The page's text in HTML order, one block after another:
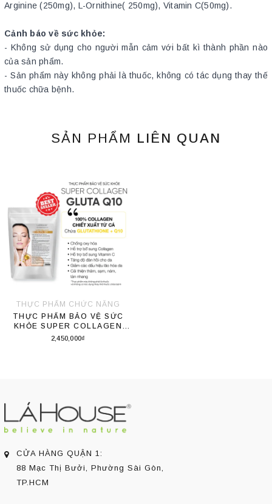
Arginine (250mg), L-Ornithine( 250mg), Vitamin C(50mg).
Cảnh báo về sức khỏe:
- Không sử dụng cho người mẫn cảm với bất kì thành phần nào
của sản phẩm.
- Sản phẩm này không phải là thuốc, không có tác dụng thay thế
thuốc chữa bệnh.
SẢN PHẨM LIÊN QUAN
THỰC PHẨM CHỨC NĂNG
THỰC PHẨM BẢO VỆ SỨC
KHỎE SUPER COLLAGEN
GLUTA Q10
2,450,000₫
CỬA HÀNG QUẬN 1:
88 Mạc Thị Bưởi, Phường Sài Gòn,
TP.HCM